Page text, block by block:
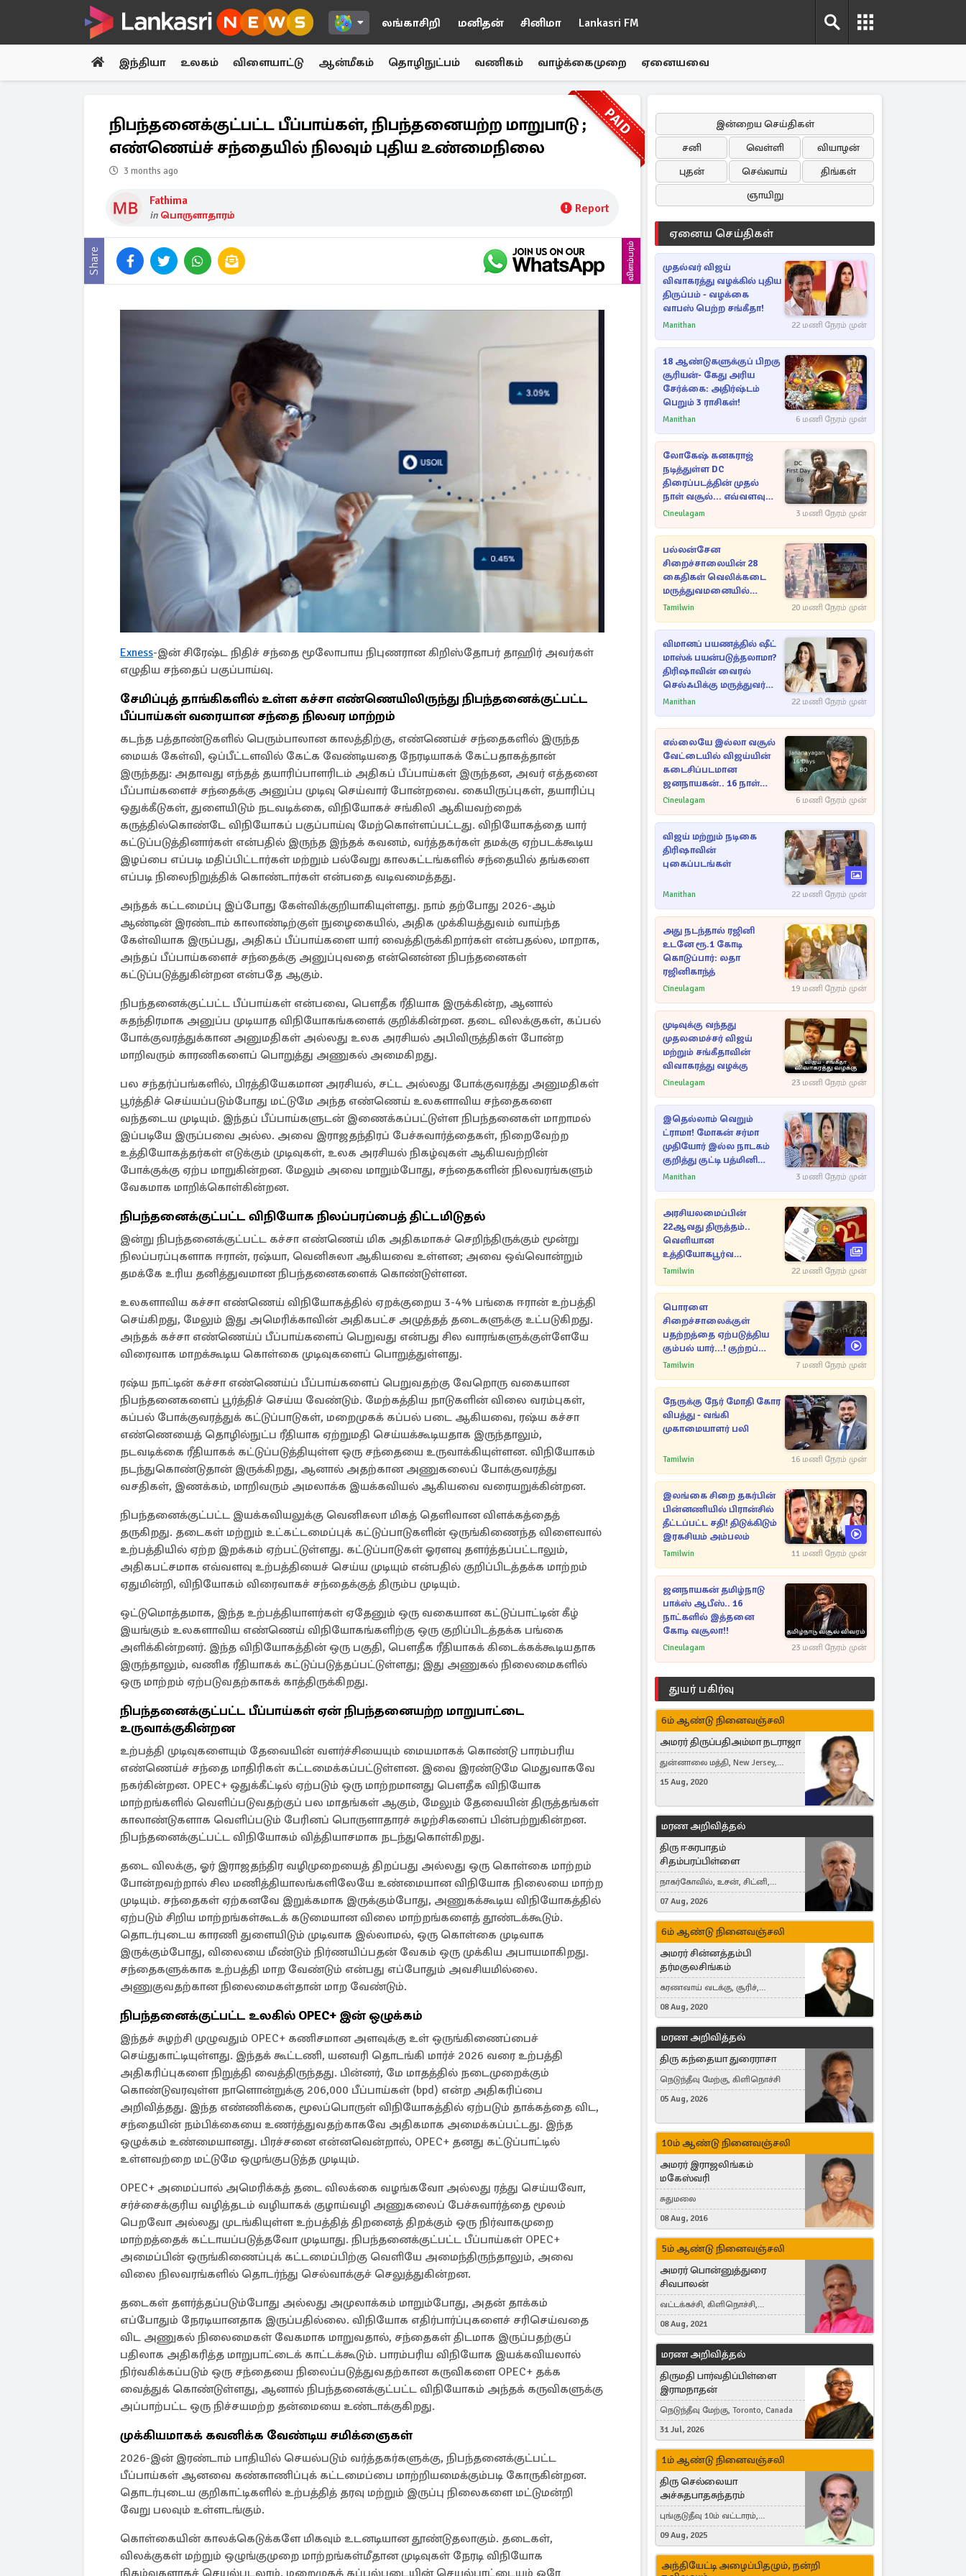
லங்காசிறி மனிதன் சினிமா Lankasri FM
இந்தியா உலகம் விளையாட்டு ஆன்மீகம் தொழிநுட்பம் வணிகம் வாழ்க்கைமுறை ஏனையவை
PAID
நிபந்தனைக்குட்பட்ட பீப்பாய்கள், நிபந்தனையற்ற மாறுபாடு ;
எண்ணெய்ச் சந்தையில் நிலவும் புதிய உண்மைநிலை
3 months ago
Fathima
in பொருளாதாரம் Report
Share விளம்பரம்
Exness-இன் சிரேஷ்ட நிதிச் சந்தை மூலோபாய நிபுணரான கிறிஸ்தோபர் தாஹிர் அவர்கள்
எழுதிய சந்தைப் பகுப்பாய்வு.
சேமிப்புத் தாங்கிகளில் உள்ள கச்சா எண்ணெயிலிருந்து நிபந்தனைக்குட்பட்ட
பீப்பாய்கள் வரையான சந்தை நிலவர மாற்றம்
கடந்த பத்தாண்டுகளில் பெரும்பாலான காலத்திற்கு, எண்ணெய்ச் சந்தைகளில் இருந்த
மையக் கேள்வி, ஒப்பீட்டளவில் கேட்க வேண்டியதை நேரடியாகக் கேட்பதாகத்தான்
இருந்தது: அதாவது எந்தத் தயாரிப்பாளரிடம் அதிகப் பீப்பாய்கள் இருந்தன, அவர் எத்தனை
பீப்பாய்களைச் சந்தைக்கு அனுப்ப முடிவு செய்வார் போன்றவை. கையிருப்புகள், தயாரிப்பு
ஒதுக்கீடுகள், துளையிடும் நடவடிக்கை, விநியோகச் சங்கிலி ஆகியவற்றைக்
கருத்தில்கொண்டே விநியோகப் பகுப்பாய்வு மேற்கொள்ளப்பட்டது. விநியோகத்தை யார்
கட்டுப்படுத்தினார்கள் என்பதில் இருந்த இந்தக் கவனம், வர்த்தகர்கள் தமக்கு ஏற்படக்கூடிய
இழப்பை எப்படி மதிப்பிட்டார்கள் மற்றும் பல்வேறு காலகட்டங்களில் சந்தையில் தங்களை
எப்படி நிலைநிறுத்திக் கொண்டார்கள் என்பதை வடிவமைத்தது.
அந்தக் கட்டமைப்பு இப்போது கேள்விக்குறியாகியுள்ளது. நாம் தற்போது 2026-ஆம்
ஆண்டின் இரண்டாம் காலாண்டிற்குள் நுழைகையில், அதிக முக்கியத்துவம் வாய்ந்த
கேள்வியாக இருப்பது, அதிகப் பீப்பாய்களை யார் வைத்திருக்கிறார்கள் என்பதல்ல, மாறாக,
அந்தப் பீப்பாய்களைச் சந்தைக்கு அனுப்புவதை என்னென்ன நிபந்தனைகள்
கட்டுப்படுத்துகின்றன என்பதே ஆகும்.
நிபந்தனைக்குட்பட்ட பீப்பாய்கள் என்பவை, பௌதீக ரீதியாக இருக்கின்ற, ஆனால்
சுதந்திரமாக அனுப்ப முடியாத விநியோகங்களைக் குறிக்கின்றன. தடை விலக்குகள், கப்பல்
போக்குவரத்துக்கான அனுமதிகள் அல்லது உலக அரசியல் அபிவிருத்திகள் போன்ற
மாறிவரும் காரணிகளைப் பொறுத்து அணுகல் அமைகிறது.
பல சந்தர்ப்பங்களில், பிரத்தியேகமான அரசியல், சட்ட அல்லது போக்குவரத்து அனுமதிகள்
பூர்த்திச் செய்யப்படும்போது மட்டுமே அந்த எண்ணெய் உலகளாவிய சந்தைகளை
வந்தடைய முடியும். இந்தப் பீப்பாய்களுடன் இணைக்கப்பட்டுள்ள நிபந்தனைகள் மாறாமல்
இப்படியே இருப்பவை அல்ல. அவை இராஜதந்திரப் பேச்சுவார்த்தைகள், நிறைவேற்ற
உத்தியோகத்தர்கள் எடுக்கும் முடிவுகள், உலக அரசியல் நிகழ்வுகள் ஆகியவற்றின்
போக்குக்கு ஏற்ப மாறுகின்றன. மேலும் அவை மாறும்போது, சந்தைகளின் நிலவரங்களும்
வேகமாக மாறிக்கொள்கின்றன.
நிபந்தனைக்குட்பட்ட விநியோக நிலப்பரப்பைத் திட்டமிடுதல்
இன்று நிபந்தனைக்குட்பட்ட கச்சா எண்ணெய் மிக அதிகமாகச் செறிந்திருக்கும் மூன்று
நிலப்பரப்புகளாக ஈரான், ரஷ்யா, வெனிசுலா ஆகியவை உள்ளன; அவை ஒவ்வொன்றும்
தமக்கே உரிய தனித்துவமான நிபந்தனைகளைக் கொண்டுள்ளன.
உலகளாவிய கச்சா எண்ணெய் விநியோகத்தில் ஏறக்குறைய 3-4% பங்கை ஈரான் உற்பத்தி
செய்கிறது, மேலும் இது அமெரிக்காவின் அதிகபட்ச அழுத்தத் தடைகளுக்கு உட்படுகிறது.
அந்தக் கச்சா எண்ணெய்ப் பீப்பாய்களைப் பெறுவது என்பது சில வாரங்களுக்குள்ளேயே
விரைவாக மாறக்கூடிய கொள்கை முடிவுகளைப் பொறுத்துள்ளது.
ரஷ்ய நாட்டின் கச்சா எண்ணெய்ப் பீப்பாய்களைப் பெறுவதற்கு வேறொரு வகையான
நிபந்தனைகளைப் பூர்த்திச் செய்ய வேண்டும். மேற்கத்திய நாடுகளின் விலை வரம்புகள்,
கப்பல் போக்குவரத்துக் கட்டுப்பாடுகள், மறைமுகக் கப்பல் படை ஆகியவை, ரஷ்ய கச்சா
எண்ணெயைத் தொழில்நுட்ப ரீதியாக ஏற்றுமதி செய்யக்கூடியதாக இருந்தாலும்,
நடவடிக்கை ரீதியாகக் கட்டுப்படுத்தியுள்ள ஒரு சந்தையை உருவாக்கியுள்ளன. விநியோகம்
நடந்துகொண்டுதான் இருக்கிறது, ஆனால் அதற்கான அணுகலைப் போக்குவரத்து
வசதிகள், இணக்கம், மாறிவரும் அமலாக்க இயக்கவியல் ஆகியவை வரையறுக்கின்றன.
நிபந்தனைக்குட்பட்ட இயக்கவியலுக்கு வெனிசுலா மிகத் தெளிவான விளக்கத்தைத்
தருகிறது. தடைகள் மற்றும் உட்கட்டமைப்புக் கட்டுப்பாடுகளின் ஒருங்கிணைந்த விளைவால்
உற்பத்தியில் ஏற்ற இறக்கம் ஏற்பட்டுள்ளது. கட்டுப்பாடுகள் ஓரளவு தளர்த்தப்பட்டாலும்,
அதிகபட்சமாக எவ்வளவு உற்பத்தியைச் செய்ய முடியும் என்பதில் குறிப்பிடத்தக்க மாற்றம்
ஏதுமின்றி, விநியோகம் விரைவாகச் சந்தைக்குத் திரும்ப முடியும்.
ஒட்டுமொத்தமாக, இந்த உற்பத்தியாளர்கள் ஏதேனும் ஒரு வகையான கட்டுப்பாட்டின் கீழ்
இயங்கும் உலகளாவிய எண்ணெய் விநியோகங்களிற்கு ஒரு குறிப்பிடத்தக்க பங்கை
அளிக்கின்றனர். இந்த விநியோகத்தின் ஒரு பகுதி, பௌதீக ரீதியாகக் கிடைக்கக்கூடியதாக
இருந்தாலும், வணிக ரீதியாகக் கட்டுப்படுத்தப்பட்டுள்ளது; இது அணுகல் நிலைமைகளில்
ஒரு மாற்றம் ஏற்படுவதற்காகக் காத்திருக்கிறது.
நிபந்தனைக்குட்பட்ட பீப்பாய்கள் ஏன் நிபந்தனையற்ற மாறுபாட்டை
உருவாக்குகின்றன
உற்பத்தி முடிவுகளையும் தேவையின் வளர்ச்சியையும் மையமாகக் கொண்டு பாரம்பரிய
எண்ணெய்ச் சந்தை மாதிரிகள் கட்டமைக்கப்பட்டுள்ளன. இவை இரண்டுமே மெதுவாகவே
நகர்கின்றன. OPEC+ ஒதுக்கீட்டில் ஏற்படும் ஒரு மாற்றமானது பௌதீக விநியோக
மாற்றங்களில் வெளிப்படுவதற்குப் பல மாதங்கள் ஆகும், மேலும் தேவையின் திருத்தங்கள்
காலாண்டுகளாக வெளிப்படும் பேரினப் பொருளாதாரச் சுழற்சிகளைப் பின்பற்றுகின்றன.
நிபந்தனைக்குட்பட்ட விநியோகம் வித்தியாசமாக நடந்துகொள்கிறது.
தடை விலக்கு, ஓர் இராஜதந்திர வழிமுறையைத் திறப்பது அல்லது ஒரு கொள்கை மாற்றம்
போன்றவற்றால் சில மணித்தியாலங்களிலேயே உண்மையான விநியோக நிலையை மாற்ற
முடியும். சந்தைகள் ஏற்கனவே இறுக்கமாக இருக்கும்போது, அணுகக்கூடிய விநியோகத்தில்
ஏற்படும் சிறிய மாற்றங்கள்கூடக் கடுமையான விலை மாற்றங்களைத் தூண்டக்கூடும்.
தொடர்புடைய காரணி துளையிடும் முடிவாக இல்லாமல், ஒரு கொள்கை முடிவாக
இருக்கும்போது, விலையை மீண்டும் நிர்ணயிப்பதன் வேகம் ஒரு முக்கிய அபாயமாகிறது.
சந்தைகளுக்காக உற்பத்தி மாற வேண்டும் என்பது எப்போதும் அவசியமில்லை.
அணுகுவதற்கான நிலைமைகள்தான் மாற வேண்டும்.
நிபந்தனைக்குட்பட்ட உலகில் OPEC+ இன் ஒழுக்கம்
இந்தச் சுழற்சி முழுவதும் OPEC+ கணிசமான அளவுக்கு உள் ஒருங்கிணைப்பைச்
செய்துகாட்டியுள்ளது. இந்தக் கூட்டணி, யனவரி தொடங்கி மார்ச் 2026 வரை உற்பத்தி
அதிகரிப்புகளை நிறுத்தி வைத்திருந்தது. பின்னர், மே மாதத்தில் நடைமுறைக்கும்
கொண்டுவரவுள்ள நாளொன்றுக்கு 206,000 பீப்பாய்கள் (bpd) என்ற அதிகரிப்பை
அறிவித்தது. இந்த எண்ணிக்கை, மூலப்பொருள் விநியோகத்தில் ஏற்படும் தாக்கத்தை விட,
சந்தையின் நம்பிக்கையை உணர்த்துவதற்காகவே அதிகமாக அமைக்கப்பட்டது. இந்த
ஒழுக்கம் உண்மையானது. பிரச்சனை என்னவென்றால், OPEC+ தனது கட்டுப்பாட்டில்
உள்ளவற்றை மட்டுமே ஒழுங்குபடுத்த முடியும்.
OPEC+ அமைப்பால் அமெரிக்கத் தடை விலக்கை வழங்கவோ அல்லது ரத்து செய்யவோ,
சர்ச்சைக்குரிய வழித்தடம் வழியாகக் குழாய்வழி அணுகலைப் பேச்சுவார்த்தை மூலம்
பெறவோ அல்லது முடங்கியுள்ள உற்பத்தித் திறனைத் திறக்கும் ஒரு நிர்வாகமுறை
மாற்றத்தைக் கட்டாயப்படுத்தவோ முடியாது. நிபந்தனைக்குட்பட்ட பீப்பாய்கள் OPEC+
அமைப்பின் ஒருங்கிணைப்புக் கட்டமைப்பிற்கு வெளியே அமைந்திருந்தாலும், அவை
விலை நிலவரங்களில் தொடர்ந்து செல்வாக்குச் செலுத்துகின்றன.
தடைகள் தளர்த்தப்படும்போது அல்லது அமுலாக்கம் மாறும்போது, அதன் தாக்கம்
எப்போதும் நேரடியானதாக இருப்பதில்லை. விநியோக எதிர்பார்ப்புகளைச் சரிசெய்வதை
விட அணுகல் நிலைமைகள் வேகமாக மாறுவதால், சந்தைகள் திடமாக இருப்பதற்குப்
பதிலாக அதிகரித்த மாறுபாட்டைக் காட்டக்கூடும். பாரம்பரிய விநியோக இயக்கவியலால்
நிர்வகிக்கப்படும் ஒரு சந்தையை நிலைப்படுத்துவதற்கான கருவிகளை OPEC+ தக்க
வைத்துக் கொண்டுள்ளது, ஆனால் நிபந்தனைக்குட்பட்ட விநியோகம் அந்தக் கருவிகளுக்கு
அப்பாற்பட்ட ஒரு நிச்சயமற்ற தன்மையை உண்டாக்குகிறது.
முக்கியமாகக் கவனிக்க வேண்டிய சமிக்ஞைகள்
2026-இன் இரண்டாம் பாதியில் செயல்படும் வர்த்தகர்களுக்கு, நிபந்தனைக்குட்பட்ட
பீப்பாய்கள் ஆனவை கண்காணிப்புக் கட்டமைப்பை மாற்றியமைக்கும்படி கோருகின்றன.
தொடர்புடைய குறிகாட்டிகளில் உற்பத்தித் தரவு மற்றும் இருப்பு நிலைகளை மட்டுமன்றி
வேறு பலவும் உள்ளடங்கும்.
கொள்கையின் காலக்கெடுக்களே மிகவும் உடனடியான தூண்டுதலாகும். தடைகள்,
விலக்குகள் மற்றும் ஒழுங்குமுறை மாற்றங்கள்மீதான முடிவுகள் நேரடி விநியோக
இன்றைய செய்திகள்
சனி
வெள்ளி
வியாழன்
புதன்
செவ்வாய்
திங்கள்
ஞாயிறு
ஏனைய செய்திகள்
முதல்வர் விஜய்
விவாகரத்து வழக்கில் புதிய
திருப்பம் - வழக்கை
வாபஸ் பெற்ற சங்கீதா!
Manithan 22 மணி நேரம் முன்
18 ஆண்டுகளுக்குப் பிறகு
சூரியன்- கேது அரிய
சேர்க்கை: அதிர்ஷ்டம்
பெறும் 3 ராசிகள்!
Manithan 6 மணி நேரம் முன்
லோகேஷ் கனகராஜ்
நடித்துள்ள DC
திரைப்படத்தின் முதல்
நாள் வசூல்... எவ்வளவு
தெரியுமா?
Cineulagam 3 மணி நேரம் முன்
பல்லன்சேன
சிறைச்சாலையின் 28
கைதிகள் வெலிக்கடை
மருத்துவமனையில்
அனுமதி
Tamilwin 20 மணி நேரம் முன்
விமானப் பயணத்தில் ஷீட்
மாஸ்க் பயன்படுத்தலாமா?
திரிஷாவின் வைரல்
செல்ஃபிக்கு மருத்துவர்
விளக்கம்
Manithan 22 மணி நேரம் முன்
எல்லையே இல்லா வசூல்
வேட்டையில் விஜய்யின்
கடைசிப்படமான
ஜனநாயகன்.. 16 நாள்
பாக்ஸ் ஆபிஸ்
Cineulagam 6 மணி நேரம் முன்
விஜய் மற்றும் நடிகை
திரிஷாவின்
புகைப்படங்கள்
Manithan 22 மணி நேரம் முன்
அது நடந்தால் ரஜினி
உடனே ரூ.1 கோடி
கொடுப்பார்: லதா
ரஜினிகாந்த்
Cineulagam 19 மணி நேரம் முன்
முடிவுக்கு வந்தது
முதலமைச்சர் விஜய்
மற்றும் சங்கீதாவின்
விவாகரத்து வழக்கு
Cineulagam 23 மணி நேரம் முன்
இதெல்லாம் வெறும்
ட்ராமா! மோகன் சர்மா
முதியோர் இல்ல நாடகம்
குறித்து குட்டி பத்மினி
பரபரப்பு பேட்டி
Manithan 3 மணி நேரம் முன்
அரசியலமைப்பின்
22ஆவது திருத்தம்..
வெளியான
உத்தியோகபூர்வ
அறிவிப்பு!
Tamilwin 22 மணி நேரம் முன்
பொரளை
சிறைச்சாலைக்குள்
பதற்றத்தை ஏற்படுத்திய
கும்பல் யார்...! குற்றப்
பின்னணி தொடர்பில்
Tamilwin 7 மணி நேரம் முன்
நேருக்கு நேர் மோதி கோர
விபத்து - வங்கி
முகாமையாளர் பலி
Tamilwin 16 மணி நேரம் முன்
இலங்கை சிறை தகர்பின்
பின்னணியில் பிரான்சில்
தீட்டப்பட்ட சதி! திடுக்கிடும்
இரகசியம் அம்பலம்
Tamilwin 11 மணி நேரம் முன்
ஜனநாயகன் தமிழ்நாடு
பாக்ஸ் ஆபீஸ்.. 16
நாட்களில் இத்தனை
கோடி வசூலா!!
Cineulagam 23 மணி நேரம் முன்
துயர் பகிர்வு
6ம் ஆண்டு நினைவஞ்சலி
அமரர் திருப்பதிஅம்மா நடராஜா
துன்னாலை மத்தி, New Jersey,
United States, Toronto, Canada
15 Aug, 2020
மரண அறிவித்தல்
திரு ஈசுரபாதம்
சிதம்பரப்பிள்ளை
நாகர்கோவில், உசன், சிட்னி,
Australia
07 Aug, 2026
6ம் ஆண்டு நினைவஞ்சலி
அமரர் சின்னத்தம்பி
தர்மகுலசிங்கம்
கரணவாய் வடக்கு, சூரிச்,
Switzerland
08 Aug, 2020
மரண அறிவித்தல்
திரு கந்தையா துரைராசா
நெடுந்தீவு மேற்கு, கிளிநொச்சி
05 Aug, 2026
10ம் ஆண்டு நினைவஞ்சலி
அமரர் இராஜலிங்கம்
மகேஸ்வரி
சுதுமலை
08 Aug, 2016
5ம் ஆண்டு நினைவஞ்சலி
அமரர் பொன்னுத்துரை
சிவபாலன்
வட்டக்கச்சி, கிளிநொச்சி,
வட்டக்கச்சி இராமநாதபுரம்
08 Aug, 2021
மரண அறிவித்தல்
திருமதி பார்வதிப்பிள்ளை
இராமநாதன்
நெடுந்தீவு மேற்கு, Toronto, Canada
31 Jul, 2026
1ம் ஆண்டு நினைவஞ்சலி
திரு செல்லையா
அச்சுதபாதசுந்தரம்
புங்குடுதீவு 10ம் வட்டாரம்,
கொள்ளுப்பிட்டி
09 Aug, 2025
அந்தியேட்டி அழைப்பிதழும், நன்றி